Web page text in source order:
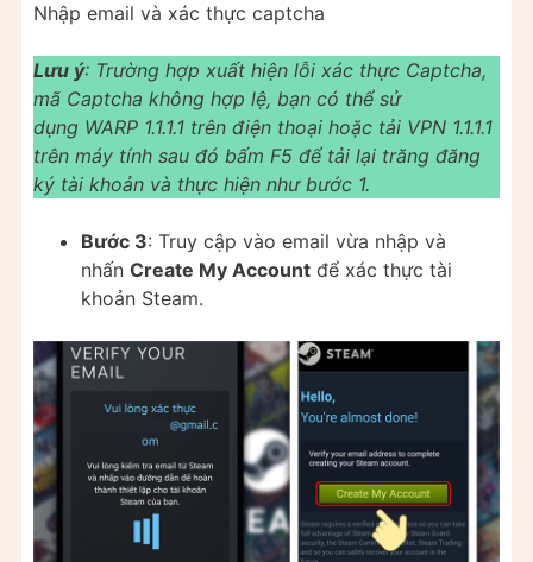
Nhập email và xác thực captcha
Lưu ý: Trường hợp xuất hiện lỗi xác thực Captcha,
mã Captcha không hợp lệ, bạn có thể sử
dụng WARP 1.1.1.1 trên điện thoại hoặc tải VPN 1.1.1.1
trên máy tính sau đó bấm F5 để tải lại trăng đăng
ký tài khoản và thực hiện như bước 1.
Bước 3: Truy cập vào email vừa nhập và
nhấn Create My Account để xác thực tài
khoản Steam.